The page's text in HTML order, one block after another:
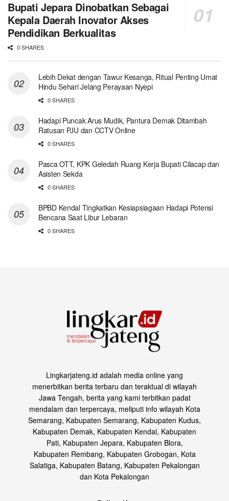
Bupati Jepara Dinobatkan Sebagai
Kepala Daerah Inovator Akses
Pendidikan Berkualitas
0 SHARES
Lebih Dekat dengan Tawur Kesanga, Ritual Penting Umat
Hindu Sehari Jelang Perayaan Nyepi
0 SHARES
Hadapi Puncak Arus Mudik, Pantura Demak Ditambah
Ratusan PJU dan CCTV Online
0 SHARES
Pasca OTT, KPK Geledah Ruang Kerja Bupati Cilacap dan
Asisten Sekda
0 SHARES
BPBD Kendal Tingkatkan Kesiapsiagaan Hadapi Potensi
Bencana Saat Libur Lebaran
0 SHARES
Lingkarjateng.id adalah media online yang
menerbitkan berita terbaru dan teraktual di wilayah
Jawa Tengah, berita yang kami terbitkan padat
mendalam dan terpercaya, meliputi info wilayah Kota
Semarang, Kabupaten Semarang, Kabupaten Kudus,
Kabupaten Demak, Kabupaten Kendal, Kabupaten
Pati, Kabupaten Jepara, Kabupaten Blora,
Kabupaten Rembang, Kabupaten Grobogan, Kota
Salatiga, Kabupaten Batang, Kabupaten Pekalongan
dan Kota Pekalongan